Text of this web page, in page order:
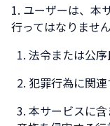
ユーザーは、本
行ってはなりません
法令または公
犯罪行為に関
本サービスに